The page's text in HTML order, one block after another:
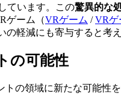
ています。この驚異的な
ゲーム（VRゲーム /VRゲ
軽減にも寄与すると考え
の可能性
トの領域に新たな可能